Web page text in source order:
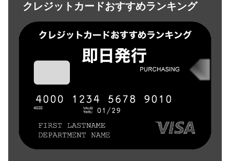
クレジットカードおすすめランキング